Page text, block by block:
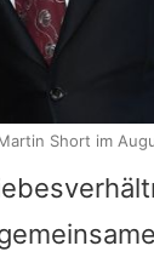
Short im